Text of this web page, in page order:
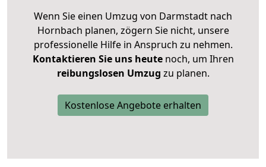
Wenn Sie einen Umzug von Darmstadt nach
Hornbach planen, zögern Sie nicht, unsere
professionelle Hilfe in Anspruch zu nehmen.
Kontaktieren Sie uns heutenoch, um Ihren
reibungslosen Umzug zu planen.
Kostenlose Angebote erhalten